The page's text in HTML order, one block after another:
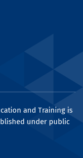
and Training is
under public